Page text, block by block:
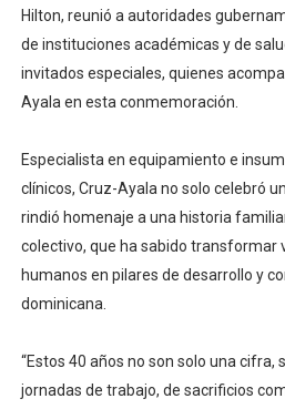
Hilton, reunió a autoridades
de instituciones académicas y de
invitados especiales, quienes
Ayala en esta conmemoración.
Especialista en equipamiento e
clínicos, Cruz-Ayala no solo celebró
rindió homenaje a una historia
colectivo, que ha sabido transformar
humanos en pilares de desarrollo y
dominicana.
“Estos 40 años no son solo una cifra,
jornadas de trabajo, de sacrificios